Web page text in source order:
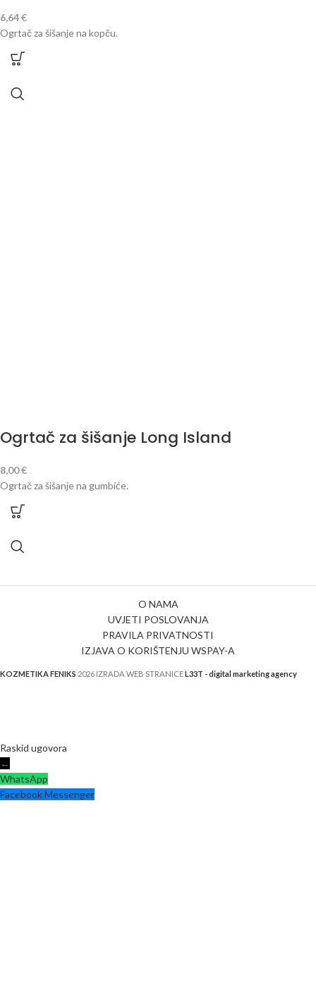
6,64€
Ogrtač za šišanje na kopču.
Ogrtač za šišanje Long Island
8,00€
Ogrtač za šišanje na gumbiće.
O NAMA
UVJETI POSLOVANJA
PRAVILA PRIVATNOSTI
IZJAVA O KORIŠTENJU WSPAY-A
KOZMETIKA FENIKS 2026 IZRADA WEB STRANICEL33T - digital marketing agency
Raskid ugovora
←
WhatsApp
Facebook Messenger